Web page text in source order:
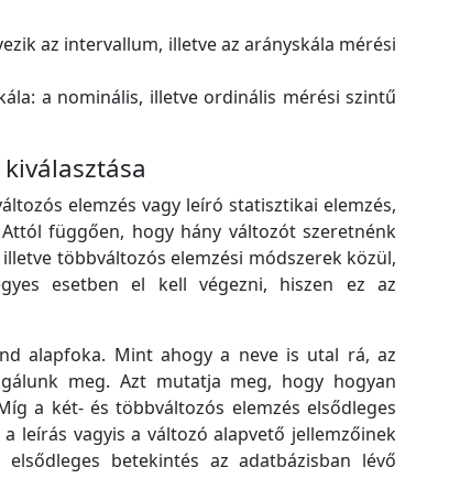
az intervallum, illetve az arányskála mérési
a nominális, illetve ordinális mérési szintű
elemzés vagy leíró statisztikai elemzés,
függően, hogy hány változót szeretnénk
többváltozós elemzési módszerek közül,
esetben el kell végezni, hiszen ez az
alapfoka. Mint ahogy a neve is utal rá, az
meg. Azt mutatja meg, hogy hogyan
a két- és többváltozós elemzés elsődleges
leírás vagyis a változó alapvető jellemzőinek
betekintés az adatbázisban lévő